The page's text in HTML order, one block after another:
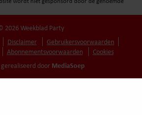
2026 Weekblad Party
Disclaimer
Gebruikersvoorwaarden
Abonnementsvoorwaarden
Cookies
door MediaSoep